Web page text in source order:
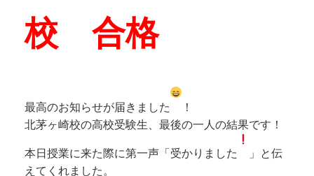
校 合格
最高のお知らせが届きました
！
北茅ヶ崎校の高校受験生、最後の一人の結果です！
本日授業に来た際に第一声「受かりました
」と伝
えてくれました。